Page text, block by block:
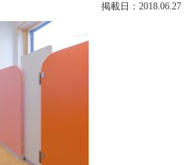
掲載日：2018.06.27